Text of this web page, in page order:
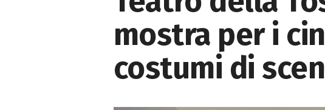
mostra per i
costumi di